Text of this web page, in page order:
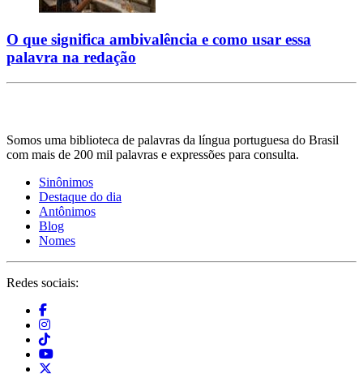
O que significa ambivalência e como usar essa
palavra na redação
Somos uma biblioteca de palavras da língua portuguesa do Brasil
com mais de 200 mil palavras e expressões para consulta.
Sinônimos
Destaque do dia
Antônimos
Blog
Nomes
Redes sociais: